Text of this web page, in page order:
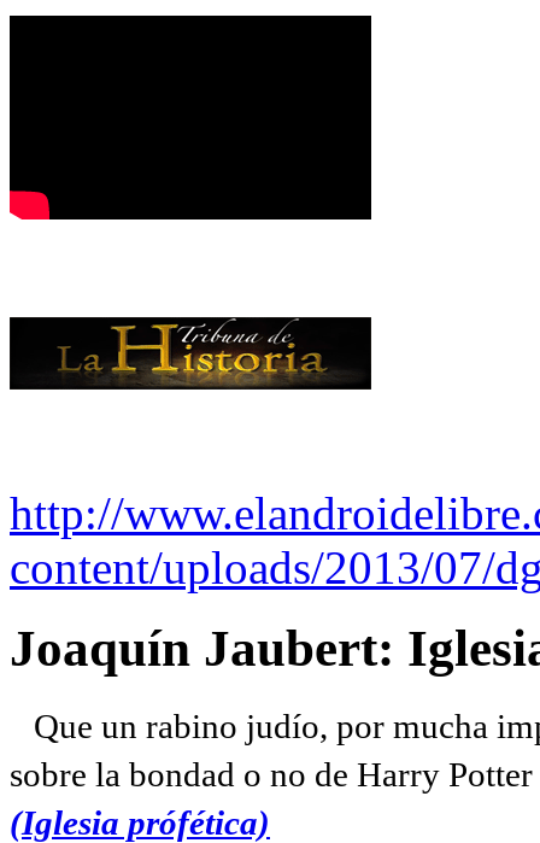
http://
content/uploads/2013/07/
Joaquín Jaubert:
Que un rabino judío, por mucha
sobre la bondad o no de Harry
(Iglesia prófética)